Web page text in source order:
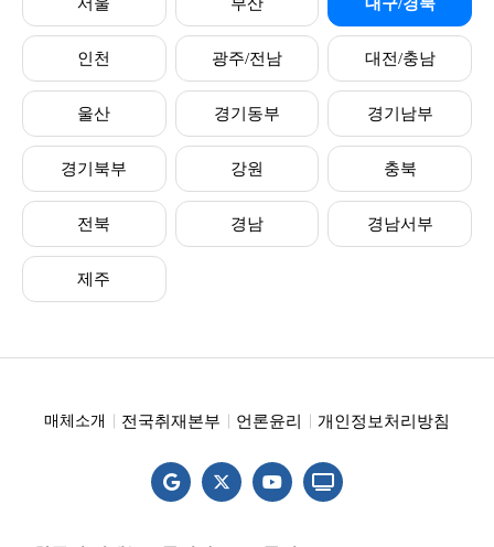
인천 광주/전남 대전/충남
울산 경기동부 경기남부
경기북부 강원 충북
전북 경남 경남서부
제주
매체소개 전국취재본부 언론윤리 개인정보처리방침